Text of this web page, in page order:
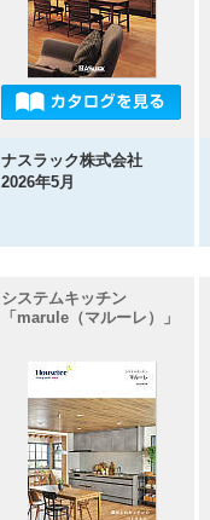
ナスラック株式会社
2026年5月
システムキッチン
「marule（マルーレ）」